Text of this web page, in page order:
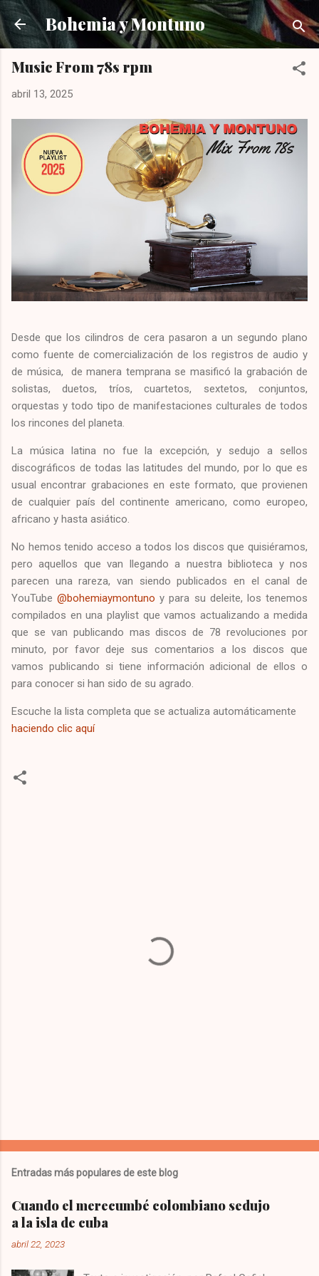
Ir al contenido principal
Bohemia y Montuno
Music From 78s rpm
abril 13, 2025
Desde que los cilindros de cera pasaron a un segundo plano
como fuente de comercialización de los registros de audio y
de música, de manera temprana se masificó la grabación de
solistas, duetos, tríos, cuartetos, sextetos, conjuntos,
orquestas y todo tipo de manifestaciones culturales de todos
los rincones del planeta.
La música latina no fue la excepción, y sedujo a sellos
discográficos de todas las latitudes del mundo, por lo que es
usual encontrar grabaciones en este formato, que provienen
de cualquier país del continente americano, como europeo,
africano y hasta asiático.
No hemos tenido acceso a todos los discosque quisiéramos,
pero aquellos que van llegando a nuestra biblioteca y nos
parecen una rareza, van siendo publicados en el canal de
YouTube@bohemiaymontuno y para su deleite, los tenemos
compilados en una playlist que vamos actualizando a medida
que se van publicando mas discos de 78 revoluciones por
minuto, por favor deje sus comentarios a los discos que
vamos publicando si tiene información adicional de ellos o
para conocer si han sido de su agrado.
Escuche la lista completa que se actualiza automáticamente
haciendo clic aquí
Entradas más populares de este blog
Cuando el merecumbé colombiano sedujo
a la isla de cuba
abril 22, 2023